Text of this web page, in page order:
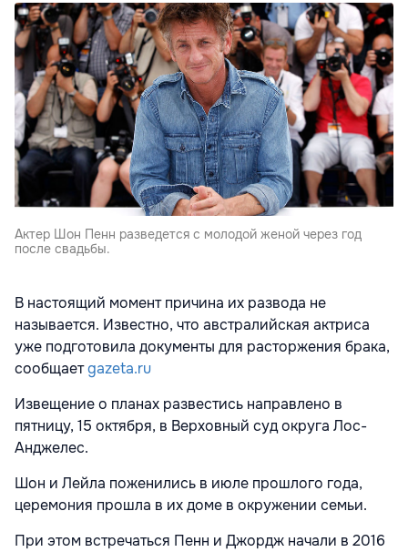
Актер Шон Пенн разведется с молодой женой через год
после свадьбы.
В настоящий момент причина их развода не
называется. Известно, что австралийская актриса
уже подготовила документы для расторжения брака,
сообщаетgazeta.ru
Извещение о планах развестись направлено в
пятницу, 15 октября, в Верховный суд округа Лос-
Анджелес.
Шон и Лейла поженились в июле прошлого года,
церемония прошла в их доме в окружении семьи.
При этом встречаться Пенн и Джордж начали в 2016